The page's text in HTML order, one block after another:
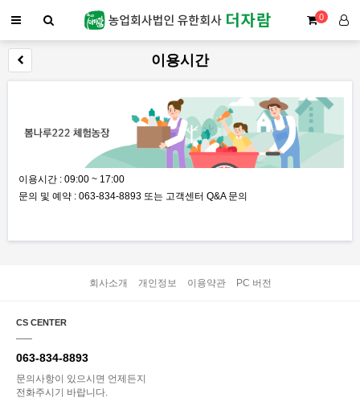
0
이용시간
이용시간 : 09:00 ~ 17:00
문의 및 예약 : 063-834-8893 또는 고객센터 Q&A 문의
회사소개 개인정보 이용약관 PC 버전
CS CENTER
063-834-8893
문의사항이 있으시면 언제든지
전화주시기 바랍니다.